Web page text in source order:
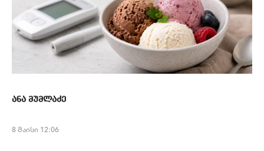
ანა მუმლაძე
8 მაისი 12:06